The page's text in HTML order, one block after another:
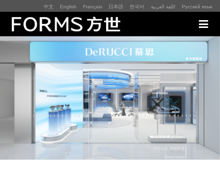
中文 English Français 日本語 한국어 اللغة العربية Русский язык
展厅展馆·EXHIBITION
零售终端与展示道具·SI&POSM
全球展会·EXPO
数字媒体与展项装置·CG&DVICE